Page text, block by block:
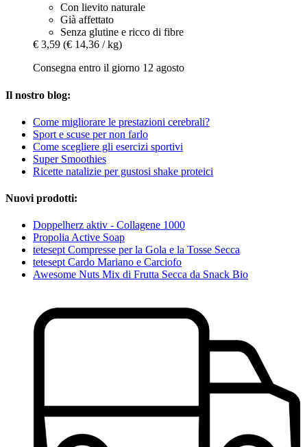
Con lievito naturale
Già affettato
Senza glutine e ricco di fibre
€ 3,59 (€ 14,36 / kg)
Consegna entro il giorno 12 agosto
Il nostro blog:
Come migliorare le prestazioni cerebrali?
Sport e scuse per non farlo
Come scegliere gli esercizi sportivi
Super Smoothies
Ricette natalizie per gustosi shake proteici
Nuovi prodotti:
Doppelherz aktiv - Collagene 1000
Propolia Active Soap
tetesept Compresse per la Gola e la Tosse Secca
tetesept Cardo Mariano e Carciofo
Awesome Nuts Mix di Frutta Secca da Snack Bio